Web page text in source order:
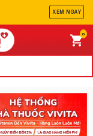
XEM NGAY
0